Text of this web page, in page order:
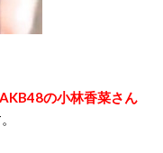
の小林香菜さん